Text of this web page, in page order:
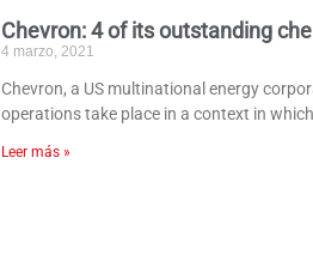
Chevron: 4 of its outstanding
4 marzo, 2021
Chevron, a US multinational energy
operations take place in a context in
Leer más »